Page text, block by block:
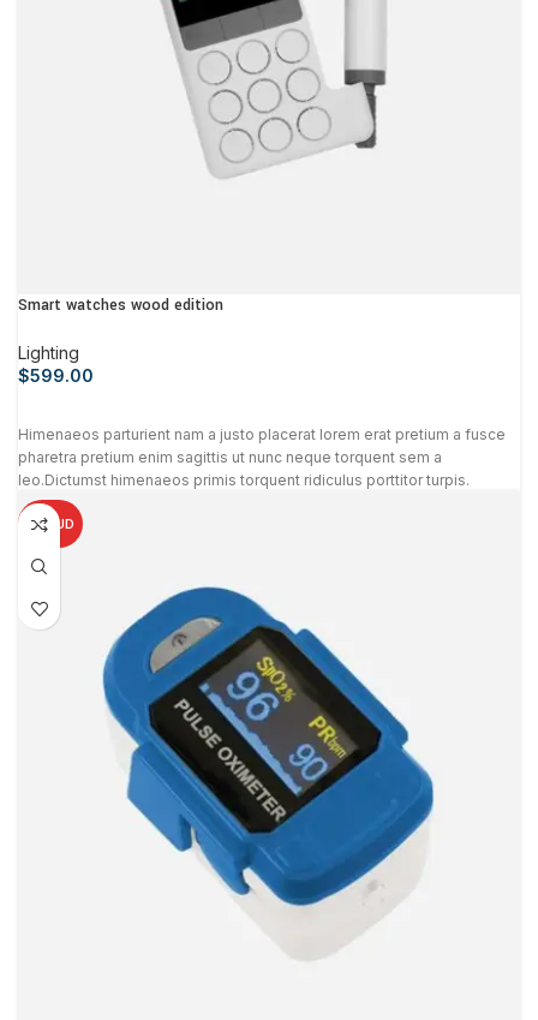
Smart watches wood edition
Lighting
$599.00
Himenaeos parturient nam a justo placerat lorem erat pretium a fusce
pharetra pretium enim sagittis ut nunc neque torquent sem a
leo.Dictumst himenaeos primis torquent ridiculus porttitor turpis.
CHAUD